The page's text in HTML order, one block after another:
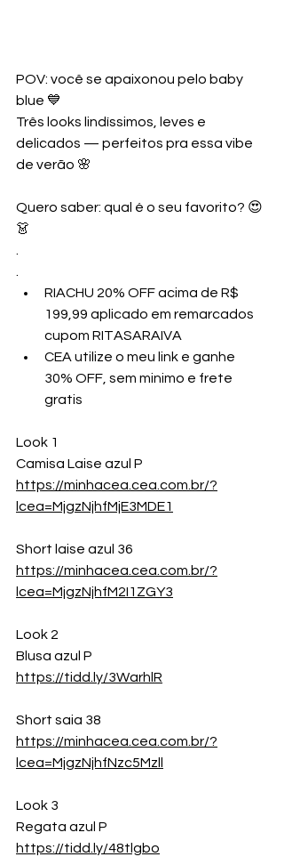
POV: você se apaixonou pelo baby
blue 💙
Três looks lindíssimos, leves e
delicados — perfeitos pra essa vibe
de verão 🌸
Quero saber: qual é o seu favorito? 😍
👗
.
.
RIACHU 20% OFF acima de R$
199,99 aplicado em remarcados
cupom RITASARAIVA
CEA utilize o meu link e ganhe
30% OFF, sem minimo e frete
gratis
Look 1
Camisa Laise azul P
https://minhacea.cea.com.br/?
lcea=MjgzNjhfMjE3MDE1
Short laise azul 36
https://minhacea.cea.com.br/?
lcea=MjgzNjhfM2I1ZGY3
Look 2
Blusa azul P
https://tidd.ly/3WarhlR
Short saia 38
https://minhacea.cea.com.br/?
lcea=MjgzNjhfNzc5Mzll
Look 3
Regata azul P
https://tidd.ly/48tlgbo